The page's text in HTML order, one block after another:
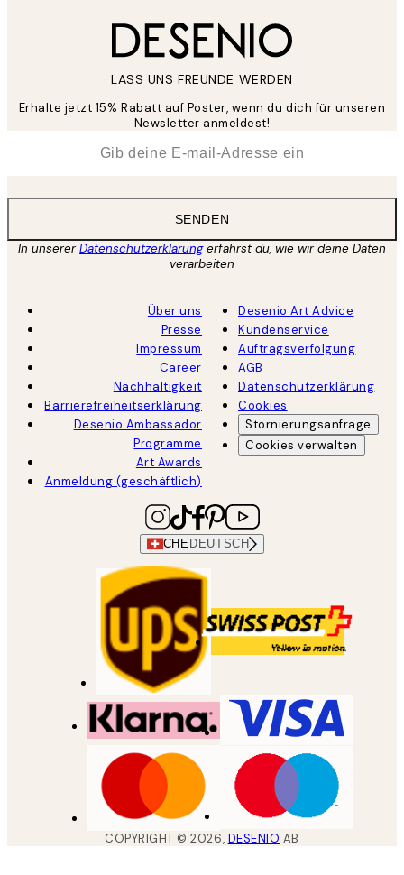
LASS UNS FREUNDE WERDEN
Erhalte jetzt 15% Rabatt auf Poster, wenn du dich für unseren
Newsletter anmeldest!
SENDEN
In unsererDatenschutzerklärungerfährst du, wie wir deine Daten
verarbeiten
Über uns
Presse
Impressum
Career
Nachhaltigkeit
Barrierefreiheitserklärung
Desenio Ambassador
Programme
Art Awards
Anmeldung (geschäftlich)
Desenio Art Advice
Kundenservice
Auftragsverfolgung
AGB
Datenschutzerklärung
Cookies
Stornierungsanfrage
Cookies verwalten
CHE DEUTSCH
COPYRIGHT ©2026, DESENIO AB